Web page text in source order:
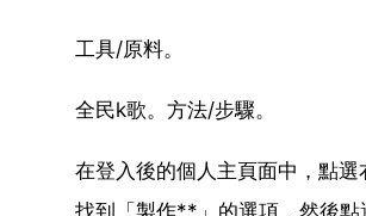
工具/原料。
全民k歌。方法/步驟。
在登入後的個人主頁面中，點
找到「製作**」的選項，然後點